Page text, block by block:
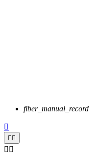
fiber_manual_record

 
 